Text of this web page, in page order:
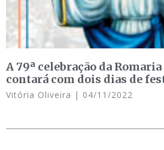
A 79ª celebração da
contará com dois dias de
Vitória Oliveira 04/11/2022